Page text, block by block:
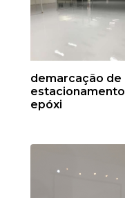
demarcação de
estacionamento
epóxi